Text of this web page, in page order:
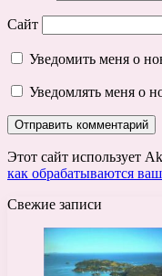
Сайт
Уведомить меня о
Уведомлять меня о
Этот сайт использует
как обрабатываются
Свежие записи